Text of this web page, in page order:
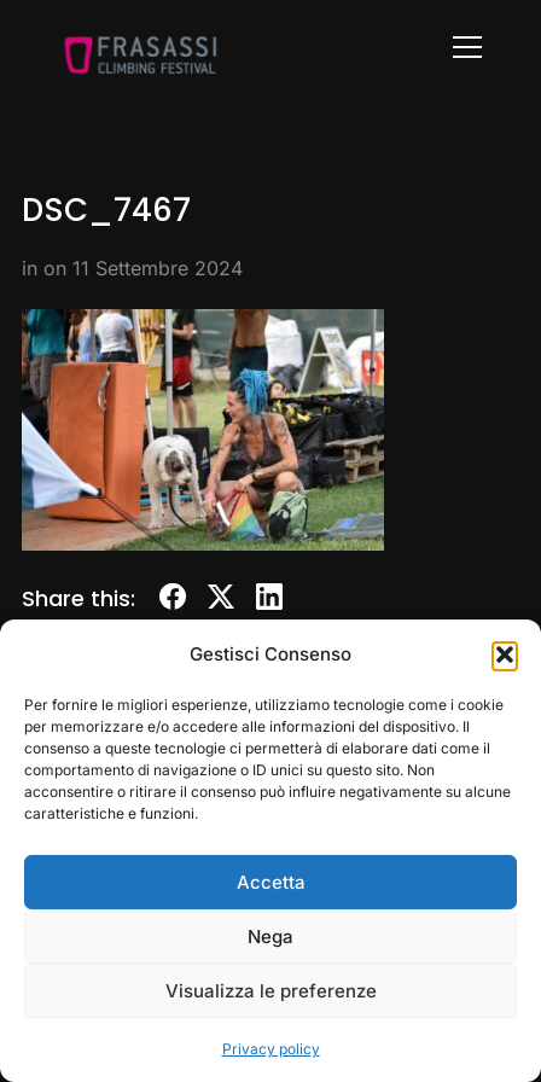
Gestisci Consenso
Per fornire le migliori esperienze, utilizziamo tecnologie come i cookie
per memorizzare e/o accedere alle informazioni del dispositivo. Il
consenso a queste tecnologie ci permetterà di elaborare dati come il
comportamento di navigazione o ID unici su questo sito. Non
acconsentire o ritirare il consenso può influire negativamente su alcune
caratteristiche e funzioni.
Accetta
Nega
Visualizza le preferenze
Privacy policy
Info
DSC_7467
in on 11 Settembre 2024
Share this:
Copyright © 2026 — Frasassi Climbing Festival. All
Rights Reserved